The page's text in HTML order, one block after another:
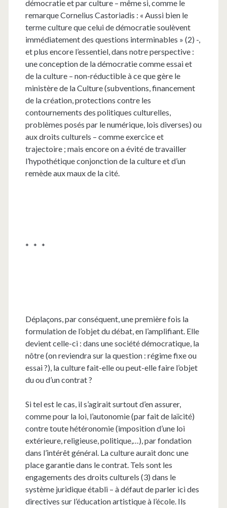
démocratie et par culture – même si, comme le
remarque Cornelius Castoriadis : « Aussi bien le
terme culture que celui de démocratie soulèvent
immédiatement des questions interminables » (2) -,
et plus encore l’essentiel, dans notre perspective :
une conception de la démocratie comme essai et
de la culture – non-réductible à ce que gère le
ministère de la Culture (subventions, financement
de la création, protections contre les
contournements des politiques culturelles,
problèmes posés par le numérique, lois diverses) ou
aux droits culturels – comme exercice et
trajectoire ; mais encore on a évité de travailler
l’hypothétique conjonction de la culture et d’un
remède aux maux de la cité.
* * *
Déplaçons, par conséquent, une première fois la
formulation de l’objet du débat, en l’amplifiant. Elle
devient celle-ci : dans une société démocratique, la
nôtre (on reviendra sur la question : régime fixe ou
essai ?), la culture fait-elle ou peut-elle faire l’objet
du ou d’un contrat ?
Si tel est le cas, il s’agirait surtout d’en assurer,
comme pour la loi, l’autonomie (par fait de laïcité)
contre toute hétéronomie (imposition d’une loi
extérieure, religieuse, politique,…), par fondation
dans l’intérêt général. La culture aurait donc une
place garantie dans le contrat. Tels sont les
engagements des droits culturels (3) dans le
système juridique établi – à défaut de parler ici des
directives sur l’éducation artistique à l’école. Ils